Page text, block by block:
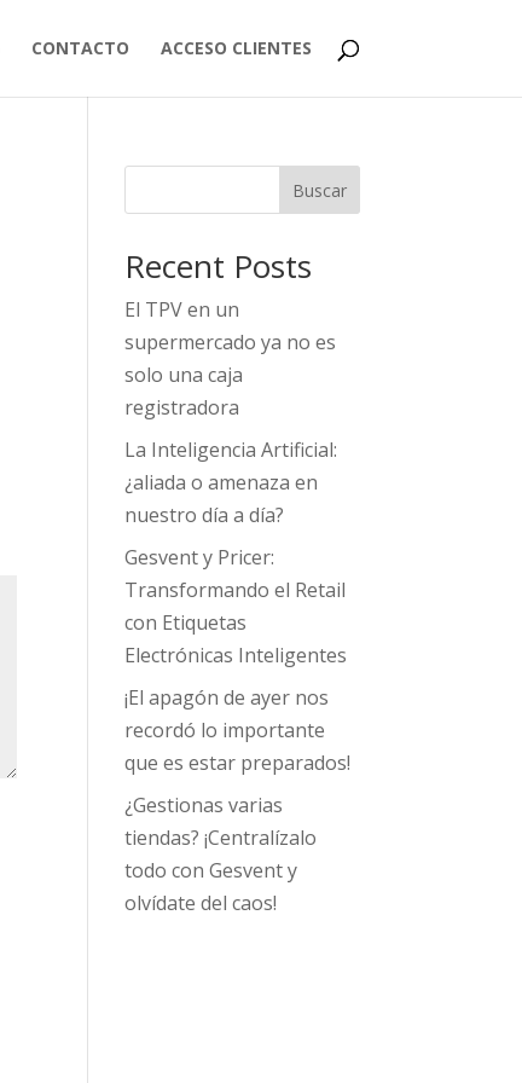
CONTACTO ACCESO CLIENTES
Buscar
Recent Posts
El TPV en un
supermercado ya no es
solo una caja
registradora
La Inteligencia Artificial:
¿aliada o amenaza en
nuestro día a día?
Gesvent y Pricer:
Transformando el Retail
con Etiquetas
Electrónicas Inteligentes
¡El apagón de ayer nos
recordó lo importante
que es estar preparados!
¿Gestionas varias
tiendas? ¡Centralízalo
todo con Gesvent y
olvídate del caos!